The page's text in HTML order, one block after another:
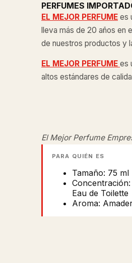
PERFUMES
EL MEJOR PERFUME es
lleva más de 20 años
de nuestros productos y
EL MEJOR PERFUME es
altos estándares de
El Mejor Perfume
PARA QUIÉN ES
Tamaño: 75 ml
Concentración:
Eau de Toilette
Aroma: